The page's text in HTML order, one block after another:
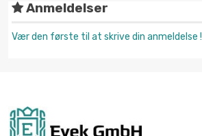
Anmeldelser
Vær den første til at skrive din anmeldelse !